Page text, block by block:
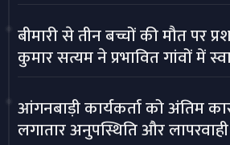
बीमारी से तीन बच्चों की मौत पर
कुमार सत्यम ने प्रभावित गांवों में
आंगनबाड़ी कार्यकर्ता को अंतिम
लगातार अनुपस्थिति और लापरवाही